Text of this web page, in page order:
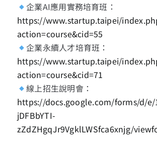
企業AI應用實務培育班：
https://www.startup.taipei/
action=course&cid=55
企業永續人才培育班：
https://www.startup.taipei/
action=course&cid=71
線上招生說明會：
https://docs.google.com/forms/d/e/
jDFBbYTI-
zZdZHgqJr9VgklLWSfca6xnjg/